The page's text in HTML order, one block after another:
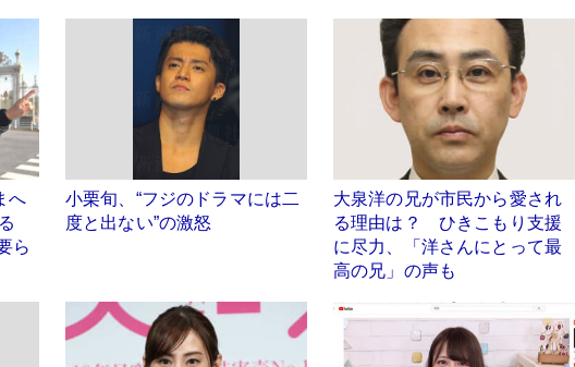
へ
ら
小栗旬、“フジのドラマには二
度と出ない”の激怒
大泉洋の兄が市民から愛され
る理由は？ ひきこもり支援
に尽力、「洋さんにとって最
高の兄」の声も